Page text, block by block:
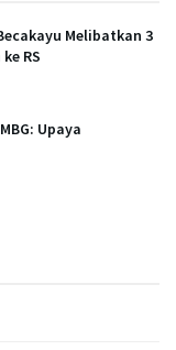
Melibatkan 3
RS
Upaya